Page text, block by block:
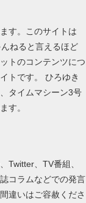
す。このサイトは
ねると言えるほど
トのコンテンツにつ
トです。 ひろゆき
タイムマシーン3号
す。
Twitter、TV番組、
コラムなどでの発言
違いはご容赦くださ